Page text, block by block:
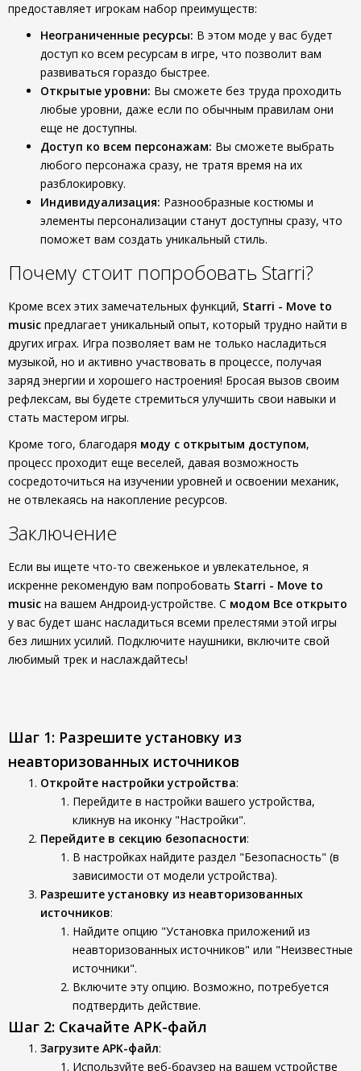
предоставляет игрокам набор преимуществ:
Неограниченные ресурсы: В этом моде у вас будет
доступ ко всем ресурсам в игре, что позволит вам
развиваться гораздо быстрее.
Открытые уровни: Вы сможете без труда проходить
любые уровни, даже если по обычным правилам они
еще не доступны.
Доступ ко всем персонажам: Вы сможете выбрать
любого персонажа сразу, не тратя время на их
разблокировку.
Индивидуализация: Разнообразные костюмы и
элементы персонализации станут доступны сразу, что
поможет вам создать уникальный стиль.
Почему стоит попробовать Starri?
Кроме всех этих замечательных функций, Starri - Move to
music предлагает уникальный опыт, который трудно найти в
других играх. Игра позволяет вам не только насладиться
музыкой, но и активно участвовать в процессе, получая
заряд энергии и хорошего настроения! Бросая вызов своим
рефлексам, вы будете стремиться улучшить свои навыки и
стать мастером игры.
Кроме того, благодаря моду с открытым доступом,
процесс проходит еще веселей, давая возможность
сосредоточиться на изучении уровней и освоении механик,
не отвлекаясь на накопление ресурсов.
Заключение
Если вы ищете что-то свеженькое и увлекательное, я
искренне рекомендую вам попробовать Starri - Move to
music на вашем Андроид-устройстве. С модом Все открыто
у вас будет шанс насладиться всеми прелестями этой игры
без лишних усилий. Подключите наушники, включите свой
любимый трек и наслаждайтесь!
Шаг 1: Разрешите установку из
неавторизованных источников
Откройте настройки устройства:
Перейдите в настройки вашего устройства,
кликнув на иконку "Настройки".
Перейдите в секцию безопасности:
В настройках найдите раздел "Безопасность" (в
зависимости от модели устройства).
Разрешите установку из неавторизованных
источников:
Найдите опцию "Установка приложений из
неавторизованных источников" или "Неизвестные
источники".
Включите эту опцию. Возможно, потребуется
подтвердить действие.
Шаг 2: Скачайте APK-файл
Загрузите APK-файл:
Используйте веб-браузер на вашем устройстве